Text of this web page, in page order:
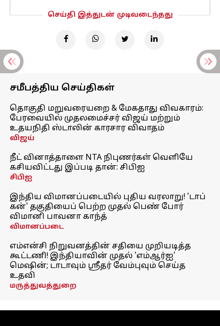
செய்தி இத்துடன் முடிவடைந்தது
சமீபத்திய செய்திகள்
தொகுதி மறுவரையறை & மேகதாது விவகாரம்:
பேரவையில் முதலமைச்சர் விஜய் மற்றும்
உதயநிதி ஸ்டாலின் காரசார விவாதம்
விஜய்
நீட் வினாத்தாளை NTA நிபுணர்கள் வெளியே
கசியவிட்டது இப்படி தான்: சிபிஐ
சிபிஐ
இந்திய விமானப்படையில் புதிய வரலாறு! 'டாப்
கன்' தகுதியைப் பெற்ற முதல் பெண் போர்
விமானி பாவனா காந்த்
விமானப்படை
எம்என்சி நிறுவனத்தின் சதியை முறியடித்த
கூட்டணி! இந்தியாவின் முதல் 'எம்ஆர்ஐ'
மெஷின்; டாடாவும் ஸ்ரீதர் வேம்புவும் செய்த
உதவி
மருத்துவத்துறை